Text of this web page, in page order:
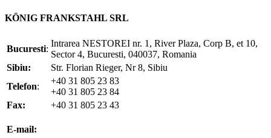
KÖNIG FRANKSTAHL SRL
Bucuresti:
Intrarea NESTOREI nr. 1, River Plaza, Corp B, et 10,
Sector 4, Bucuresti, 040037, Romania
Sibiu:
Str. Florian Rieger, Nr 8, Sibiu
Telefon:
+40 31 805 23 83
+40 31 805 23 84
Fax:
+40 31 805 23 43
E-mail: